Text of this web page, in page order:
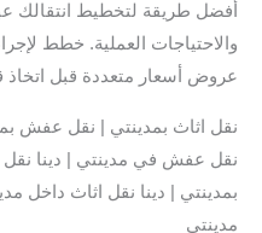
أفضل طريقة لتخطيط انتقالك
والاحتياجات العملية. خطط
عروض أسعار متعددة قبل اتخاذ
نقل اثاث بمدينتي | نقل عفش
نقل عفش في مدينتي | دينا
بمدينتي | دينا نقل اثاث داخل
مدينتي